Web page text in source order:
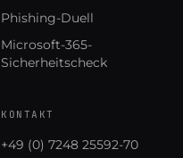
Phishing-Duell
Microsoft-365-
Sicherheitscheck
KONTAKT
+49 (0) 7248 25592-70